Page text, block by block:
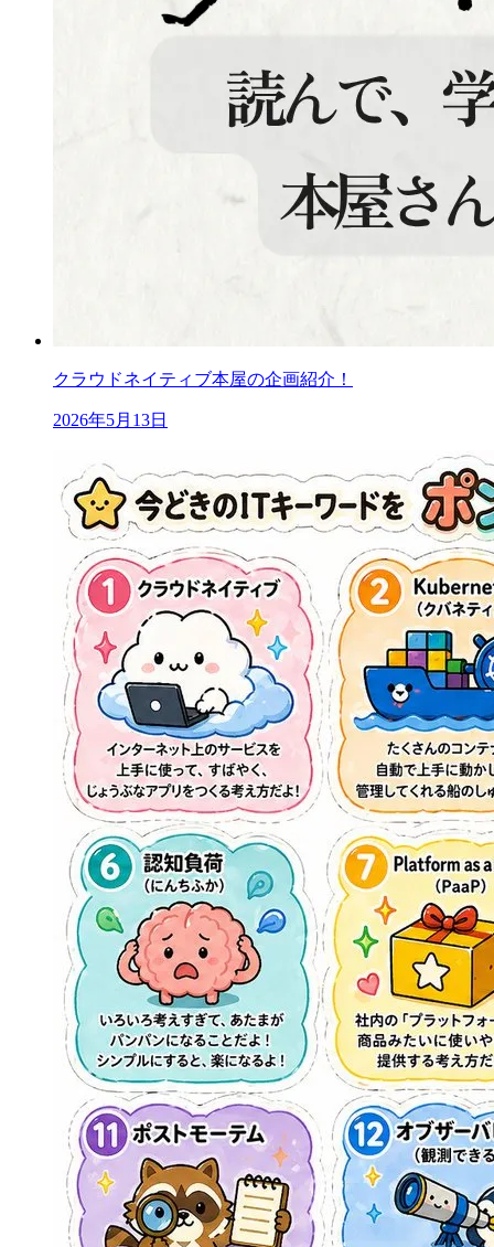
クラウドネイティブ本屋の企画紹介！
2026年5月13日